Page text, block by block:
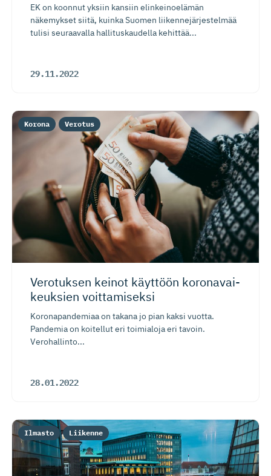
EK on koonnut yksiin kansiin elinkeinoelämän
näkemykset siitä, kuinka Suomen liikennejärjestelmää
tulisi seuraavalla hallituskaudella kehittää...
29.11.2022
Verotuksen keinot käyttöön koronavai­
keuksien voittamiseksi
Koronapandemiaa on takana jo pian kaksi vuotta.
Pandemia on koitellut eri toimialoja eri tavoin.
Verohallinto...
28.01.2022
Korona Verotus
Ilmasto Liikenne